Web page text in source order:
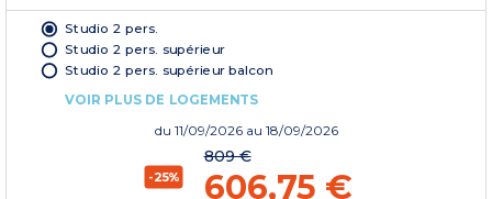
Studio 2 pers.
Studio 2 pers. supérieur
Studio 2 pers. supérieur balcon
VOIR PLUS DE LOGEMENTS
du 11/09/2026 au 18/09/2026
-25%
809 €
606,75 €